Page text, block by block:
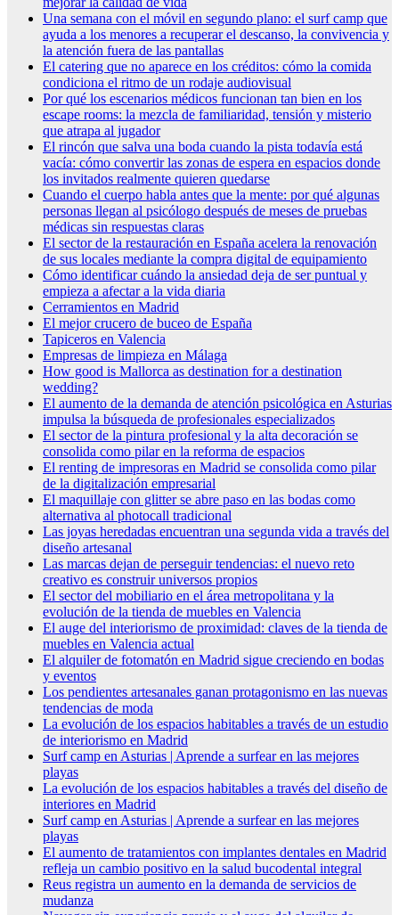
Una semana con el móvil en segundo plano: el surf camp que
ayuda a los menores a recuperar el descanso, la convivencia y
la atención fuera de las pantallas
El catering que no aparece en los créditos: cómo la comida
condiciona el ritmo de un rodaje audiovisual
Por qué los escenarios médicos funcionan tan bien en los
escape rooms: la mezcla de familiaridad, tensión y misterio
que atrapa al jugador
El rincón que salva una boda cuando la pista todavía está
vacía: cómo convertir las zonas de espera en espacios donde
los invitados realmente quieren quedarse
Cuando el cuerpo habla antes que la mente: por qué algunas
personas llegan al psicólogo después de meses de pruebas
médicas sin respuestas claras
El sector de la restauración en España acelera la renovación
de sus locales mediante la compra digital de equipamiento
Cómo identificar cuándo la ansiedad deja de ser puntual y
empieza a afectar a la vida diaria
Cerramientos en Madrid
El mejor crucero de buceo de España
Tapiceros en Valencia
Empresas de limpieza en Málaga
How good is Mallorca as destination for a destination
wedding?
El aumento de la demanda de atención psicológica en Asturias
impulsa la búsqueda de profesionales especializados
El sector de la pintura profesional y la alta decoración se
consolida como pilar en la reforma de espacios
El renting de impresoras en Madrid se consolida como pilar
de la digitalización empresarial
El maquillaje con glitter se abre paso en las bodas como
alternativa al photocall tradicional
Las joyas heredadas encuentran una segunda vida a través del
diseño artesanal
Las marcas dejan de perseguir tendencias: el nuevo reto
creativo es construir universos propios
El sector del mobiliario en el área metropolitana y la
evolución de la tienda de muebles en Valencia
El auge del interiorismo de proximidad: claves de la tienda de
muebles en Valencia actual
El alquiler de fotomatón en Madrid sigue creciendo en bodas
y eventos
Los pendientes artesanales ganan protagonismo en las nuevas
tendencias de moda
La evolución de los espacios habitables a través de un estudio
de interiorismo en Madrid
Surf camp en Asturias | Aprende a surfear en las mejores
playas
La evolución de los espacios habitables a través del diseño de
interiores en Madrid
Surf camp en Asturias | Aprende a surfear en las mejores
playas
El aumento de tratamientos con implantes dentales en Madrid
refleja un cambio positivo en la salud bucodental integral
Reus registra un aumento en la demanda de servicios de
mudanza